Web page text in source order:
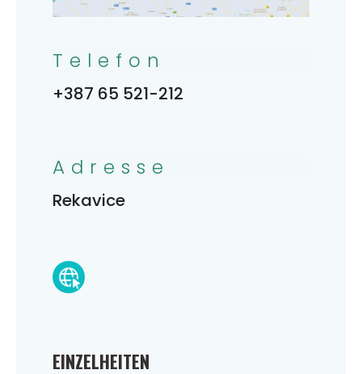
EINZELHEITEN
Telefon
+387 65 521-212
Adresse
Rekavice